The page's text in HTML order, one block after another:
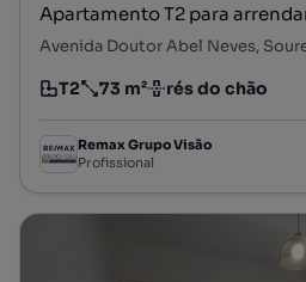
Apartamento T2 para
Avenida Doutor Abel Neves,
Tipologia
T2
Preço por metro quadrado
73 m²
Andar rés do chão
Remax Grupo Visão
Profissional